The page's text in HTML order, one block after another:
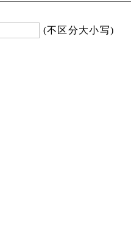
(不区分大小写)